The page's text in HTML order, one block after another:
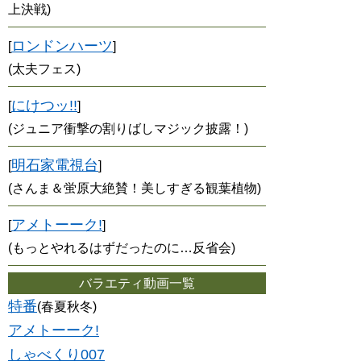
上決戦)
[ロンドンハーツ]
(太夫フェス)
[にけつッ!!]
(ジュニア衝撃の割りばしマジック披露！)
[明石家電視台]
(さんま＆蛍原大絶賛！美しすぎる観葉植物)
[アメトーーク!]
(もっとやれるはずだったのに…反省会)
バラエティ動画一覧
特番(春夏秋冬)
アメトーーク!
しゃべくり007